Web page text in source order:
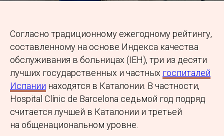
Согласно традиционному ежегодному рейтингу,
составленному на основе Индекса качества
обслуживания в больницах (IEH), три из десяти
лучших государственных и частных госпиталей
Испании находятся в Каталонии. В частности,
Hospital Clínic de Barcelona седьмой год подряд
считается лучшей в Каталонии и третьей
на общенациональном уровне.